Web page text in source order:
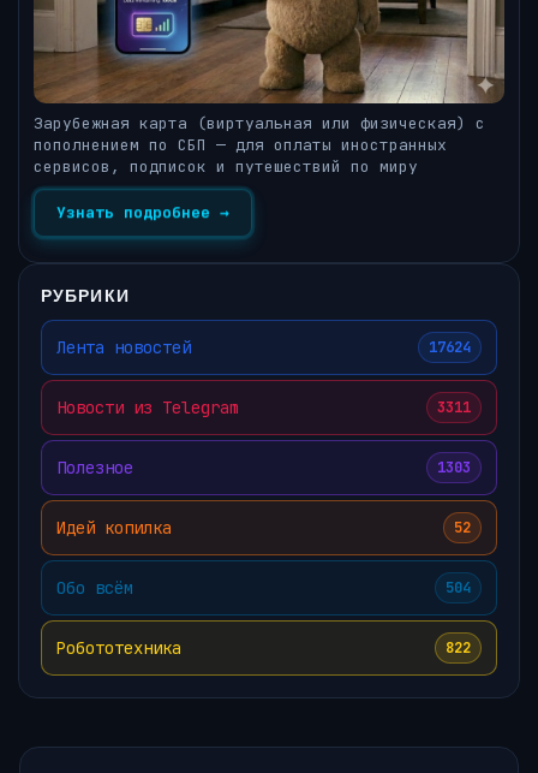
Зарубежная карта (виртуальная или физическая) с
пополнением по СБП — для оплаты иностранных
сервисов, подписок и путешествий по миру
Узнать подробнее →
РУБРИКИ
Лента новостей 17624
Новости из Telegram 3311
Полезное 1303
Идей копилка 52
Обо всём 504
Робототехника 822